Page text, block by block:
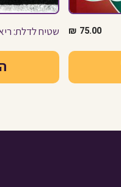
75.00
₪ שטיח לדלת: